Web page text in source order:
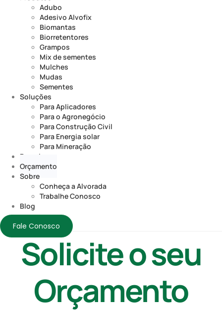
Adubo
Adesivo Alvofix
Biomantas
Biorretentores
Grampos
Mix de sementes
Mulches
Mudas
Sementes
Soluções
Para Aplicadores
Para o Agronegócio
Para Construção Civil
Para Energia solar
Para Mineração
Parceiros
Orçamento
Sobre
Conheça a Alvorada
Trabalhe Conosco
Blog
Fale Conosco
Solicite o seu
Orçamento